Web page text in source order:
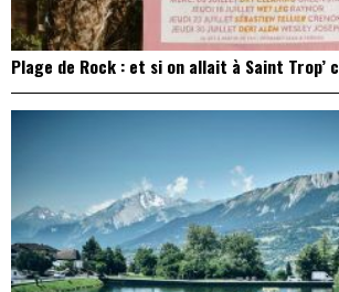
Plage de Rock : et si on allait à Saint Trop’